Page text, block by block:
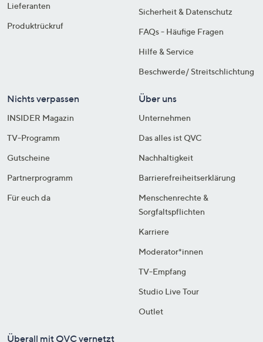
Lieferanten
Produktrückruf
Sicherheit & Datenschutz
FAQs - Häufige Fragen
Hilfe & Service
Beschwerde/ Streitschlichtung
Nichts verpassen
INSIDER Magazin
TV-Programm
Gutscheine
Partnerprogramm
Für euch da
Über uns
Unternehmen
Das alles ist QVC
Nachhaltigkeit
Barrierefreiheitserklärung
Menschenrechte &
Sorgfaltspflichten
Karriere
Moderator*innen
TV-Empfang
Studio Live Tour
Outlet
Überall mit QVC vernetzt